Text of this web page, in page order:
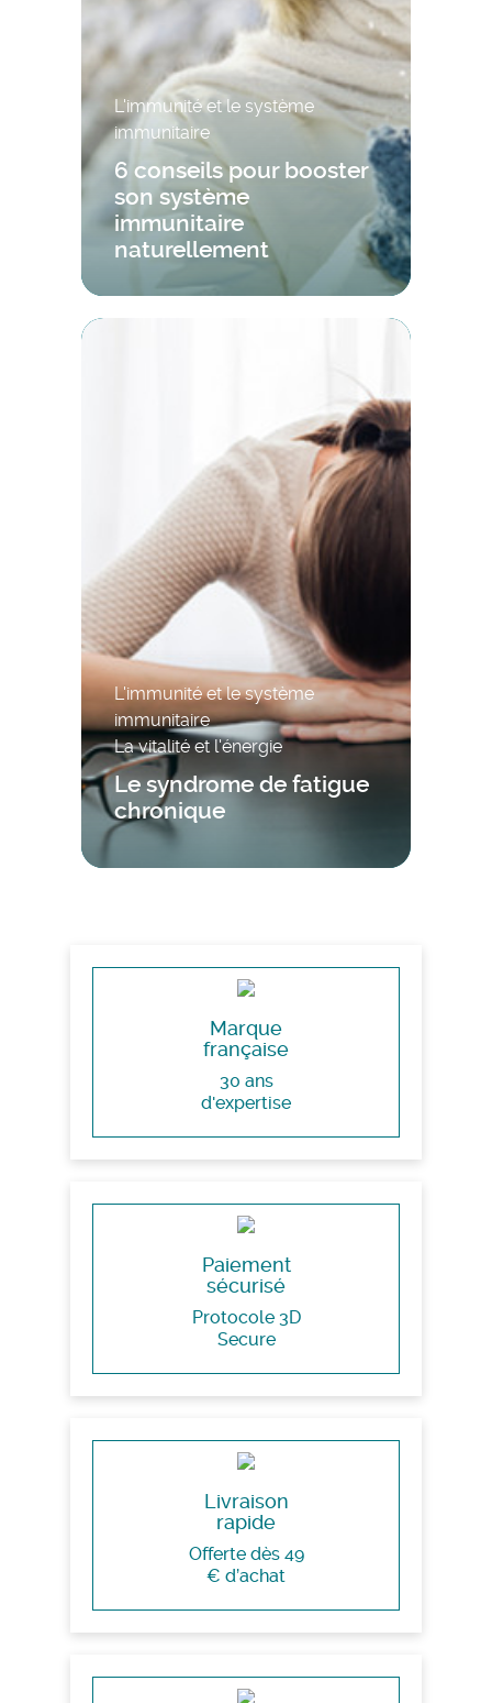
L'immunité et le système
immunitaire
6 conseils pour booster
son système
immunitaire
naturellement
L'immunité et le système
immunitaire
La vitalité et l'énergie
Le syndrome de fatigue
chronique
Marque
française
30 ans
d'expertise
Paiement
sécurisé
Protocole 3D
Secure
Livraison
rapide
Offerte dès 49
€ d’achat